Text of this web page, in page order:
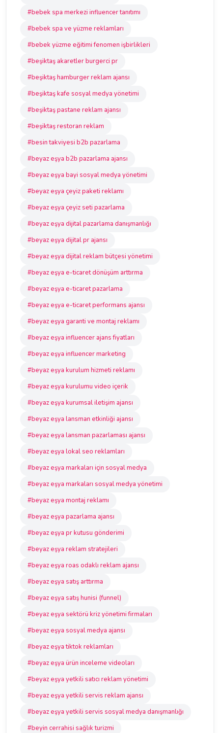
#bebek spa merkezi influencer tanıtımı
#bebek spa ve yüzme reklamları
#bebek yüzme eğitimi fenomen işbirlikleri
#beşiktaş akaretler burgerci pr
#beşiktaş hamburger reklam ajansı
#beşiktaş kafe sosyal medya yönetimi
#beşiktaş pastane reklam ajansı
#beşiktaş restoran reklam
#besin takviyesi b2b pazarlama
#beyaz eşya b2b pazarlama ajansı
#beyaz eşya bayi sosyal medya yönetimi
#beyaz eşya çeyiz paketi reklamı
#beyaz eşya çeyiz seti pazarlama
#beyaz eşya dijital pazarlama danışmanlığı
#beyaz eşya dijital pr ajansı
#beyaz eşya dijital reklam bütçesi yönetimi
#beyaz eşya e-ticaret dönüşüm arttırma
#beyaz eşya e-ticaret pazarlama
#beyaz eşya e-ticaret performans ajansı
#beyaz eşya garanti ve montaj reklamı
#beyaz eşya influencer ajans fiyatları
#beyaz eşya influencer marketing
#beyaz eşya kurulum hizmeti reklamı
#beyaz eşya kurulumu video içerik
#beyaz eşya kurumsal iletişim ajansı
#beyaz eşya lansman etkinliği ajansı
#beyaz eşya lansman pazarlaması ajansı
#beyaz eşya lokal seo reklamları
#beyaz eşya markaları için sosyal medya
#beyaz eşya markaları sosyal medya yönetimi
#beyaz eşya montaj reklamı
#beyaz eşya pazarlama ajansı
#beyaz eşya pr kutusu gönderimi
#beyaz eşya reklam stratejileri
#beyaz eşya roas odaklı reklam ajansı
#beyaz eşya satış arttırma
#beyaz eşya satış hunisi (funnel)
#beyaz eşya sektörü kriz yönetimi firmaları
#beyaz eşya sosyal medya ajansı
#beyaz eşya tiktok reklamları
#beyaz eşya ürün inceleme videoları
#beyaz eşya yetkili satıcı reklam yönetimi
#beyaz eşya yetkili servis reklam ajansı
#beyaz eşya yetkili servis sosyal medya danışmanlığı
#beyin cerrahisi sağlık turizmi